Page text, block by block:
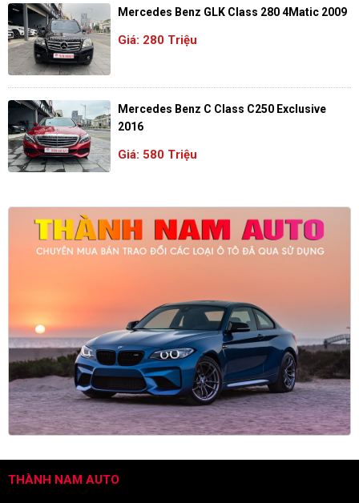
Mercedes Benz GLK Class 280 4Matic 2009
Giá: 280 Triệu
Mercedes Benz C Class C250 Exclusive
2016
Giá: 580 Triệu
THÀNH NAM AUTO